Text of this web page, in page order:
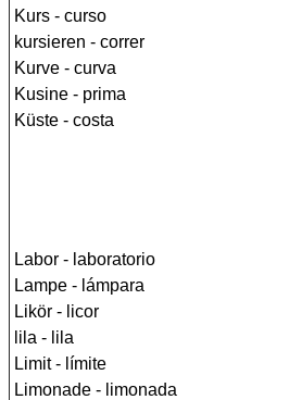
Kurs - curso
kursieren - correr
Kurve - curva
Kusine - prima
Küste - costa
Labor - laboratorio
Lampe - lámpara
Likör - licor
lila - lila
Limit - límite
Limonade - limonada